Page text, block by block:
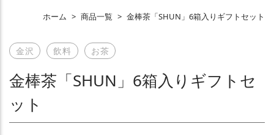
ホーム > 商品一覧 > 金棒茶「SHUN」6箱入りギフトセット
金沢 飲料 お茶
金棒茶「SHUN」6箱入りギフトセ
ット